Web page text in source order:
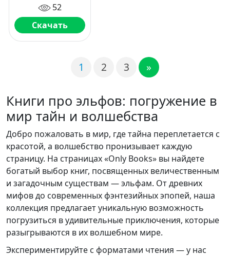
52
Скачать
1 2 3 »
Книги про эльфов: погружение в
мир тайн и волшебства
Добро пожаловать в мир, где тайна переплетается с
красотой, а волшебство пронизывает каждую
страницу. На страницах «Only Books» вы найдете
богатый выбор книг, посвященных величественным
и загадочным существам — эльфам. От древних
мифов до современных фэнтезийных эпопей, наша
коллекция предлагает уникальную возможность
погрузиться в удивительные приключения, которые
разыгрываются в их волшебном мире.
Экспериментируйте с форматами чтения — у нас